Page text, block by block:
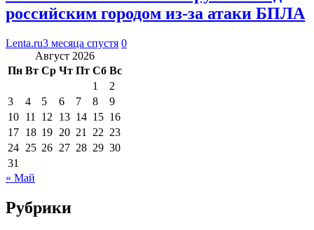
российским городом из-за атаки БПЛА
Lenta.ru3 месяца спустя 0
Август 2026
Пн Вт Ср Чт Пт Сб Вс
1
2
3
4 5 6 7 8
9
10 11 12 13 14 15 16
17 18 19 20 21 22 23
24 25 26 27 28 29 30
31
« Май
Рубрики